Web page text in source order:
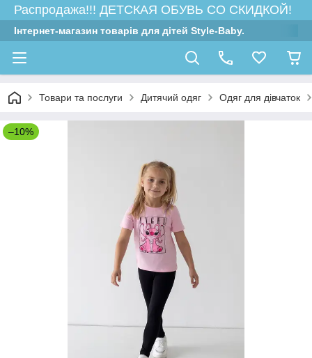
Распродажа!!! ДЕТСКАЯ ОБУВЬ СО СКИДКОЙ!
Інтернет-магазин товарів для дітей Style-Baby.
Товари та послуги Дитячий одяг Одяг для дівчаток
–10%